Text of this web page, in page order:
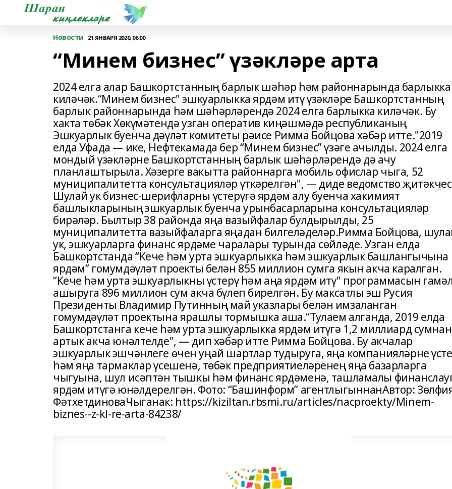
Новости 21 ЯНВАРЯ 2020, 06:00
“Минем бизнес” үзәкләре арта
2024 елга алар Башкортстанның барлык шәһәр һәм районнарында барлыкка
киләчәк.“Минем бизнес" эшкуарлыкка ярдәм итү үзәкләре Башкортстанның
барлык районнарында һәм шәһәрләрендә 2024 елга барлыкка киләчәк. Бу
хакта төбәк Хөкүмәтендә узган оператив киңәшмәдә республиканың
Эшкуарлык буенча дәүләт комитеты рәисе Римма Бойцова хәбәр итте."2019
елда Уфада — ике, Нефтекамада бер “Минем бизнес” үзәге ачылды. 2024 елга
мондый үзәкләрне Башкортстанның барлык шәһәрләрендә дә ачу
планлаштырыла. Хәзерге вакытта районнарга мобиль офислар чыга, 52
муниципалитетта консультацияләр үткәрелгән", — диде ведомство
Шулай ук бизнес-шерифларны үстерүгә ярдәм алу буенча хакимият
башлыкларының эшкуарлык буенча урынбасарларына консультацияләр
бирәләр. Былтыр 38 районда яңа вазыйфалар булдырылды, 25
муниципалитетта вазыйфаларга яңадан билгеләделәр.Римма Бойцова,
ук, эшкуарларга финанс ярдәме чаралары турында сөйләде. Узган елда
Башкортстанда “Кече һәм урта эшкуарлыкка һәм эшкуарлык башлангычына
ярдәм” гомумдәүләт проекты белән 855 миллион сумга якын акча каралган.
“Кече һәм урта эшкуарлыкны үстерү һәм аңа ярдәм итү" программасын
ашыруга 896 миллион сум акча бүлеп бирелгән. Бу максатлы эш Русия
Президенты Владимир Путинның май указлары белән имзаланган
гомумдәүләт проектына ярашлы тормышка аша.“Тулаем алганда, 2019 елда
Башкортстанга кече һәм урта эшкуарлыкка ярдәм итүгә 1,2 миллиард сумнан
артык акча юнәлтелде", — дип хәбәр итте Римма Бойцова. Бу акчалар
эшкуарлык эшчәнлеге өчен уңай шартлар тудыруга, яңа компанияләрне
һәм яңа тармаклар үсешенә, төбәк предприятиеләренең яңа базарларга
чыгуына, шул исәптән тышкы һәм финанс ярдәменә, ташламалы
ярдәм итүгә юнәлдерелгән. Фото: “Башинформ” агентлыгыннанАвтор:
ФәтхетдиноваЧыганак: https://kiziltan.rbsmi.ru/articles/nacproekty/Minem-
biznes--z-kl-re-arta-84238/